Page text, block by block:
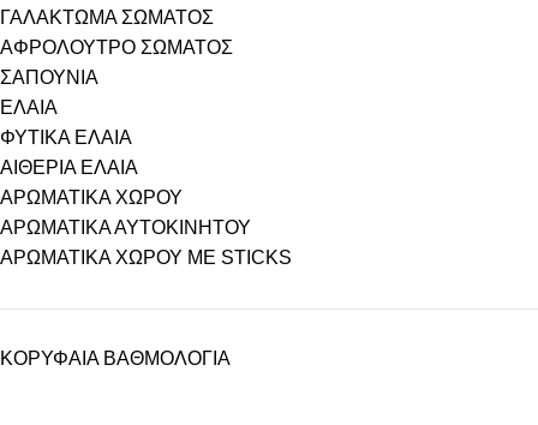
ΓΑΛΑΚΤΩΜΑ ΣΩΜΑΤΟΣ
ΑΦΡΟΛΟΥΤΡΟ ΣΩΜΑΤΟΣ
ΣΑΠΟΥΝΙΑ
ΕΛΑΙΑ
ΦΥΤΙΚΑ ΕΛΑΙΑ
ΑΙΘΕΡΙΑ ΕΛΑΙΑ
ΑΡΩΜΑΤΙΚΑ ΧΩΡΟΥ
ΑΡΩΜΑΤΙΚΑ ΑΥΤΟΚΙΝΗΤΟΥ
ΑΡΩΜΑΤΙΚΑ ΧΩΡΟΥ ΜΕ STICKS
ΚΟΡΥΦΑΙΑ ΒΑΘΜΟΛΟΓΙΑ